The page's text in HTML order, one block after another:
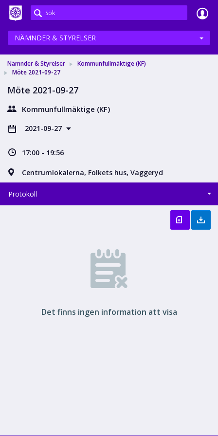
Meetings+
NÄMNDER & STYRELSER
Nämnder & Styrelser
Kommunfullmäktige (KF)
Möte 2021-09-27
Möte 2021-09-27
Kommunfullmäktige (KF)
2021-09-27
17:00 - 19:56
Centrumlokalerna, Folkets hus, Vaggeryd
Protokoll
Det finns ingen information att visa